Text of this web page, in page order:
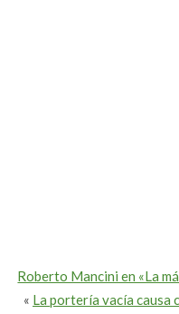
Roberto Mancini en «La
« La portería vacía